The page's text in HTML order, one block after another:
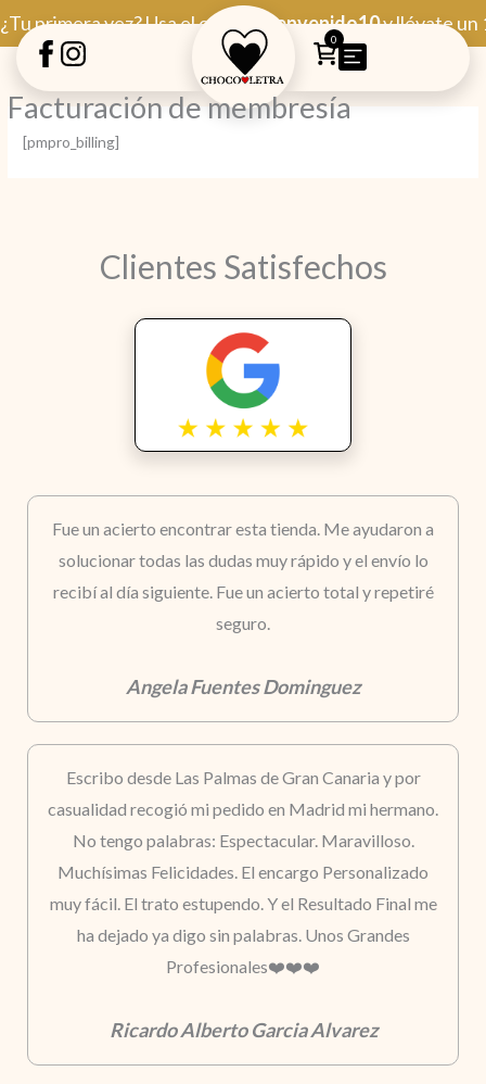
al
contenido
¿Tu primera vez? Usa el código Bienvenido10y llévate un
0
Facturación de membresía
[pmpro_billing]
Clientes Satisfechos
Fue un acierto encontrar esta tienda. Me ayudaron a
solucionar todas las dudas muy rápido y el envío lo
recibí al día siguiente. Fue un acierto total y repetiré
seguro.
Angela Fuentes Dominguez
Escribo desde Las Palmas de Gran Canaria y por
casualidad recogió mi pedido en Madrid mi hermano.
No tengo palabras: Espectacular. Maravilloso.
Muchísimas Felicidades. El encargo Personalizado
muy fácil. El trato estupendo. Y el Resultado Final me
ha dejado ya digo sin palabras. Unos Grandes
Profesionales❤️❤️❤️
Ricardo Alberto Garcia Alvarez